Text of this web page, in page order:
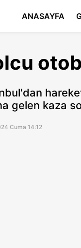
ANASAYFA
gelen kaza
Cuma 14:12